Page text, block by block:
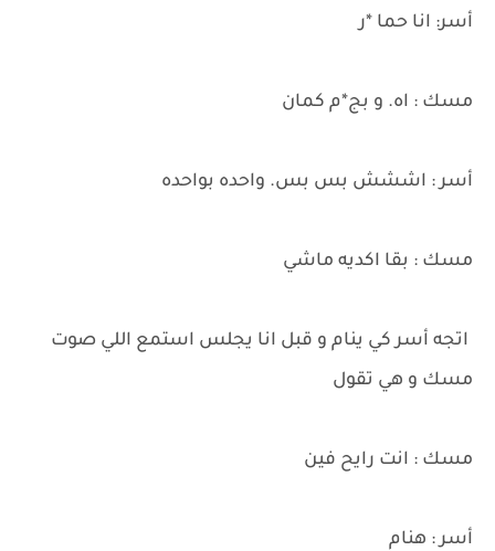
أسر: انا حما *ر
مسك : اه. و بج*م كمان
أسر : اششش بس بس. واحده بواحده
مسك : بقا اكديه ماشي
اتجه أسر كي ينام و قبل انا يجلس استمع اللي صوت
مسك و هي تقول
مسك : انت رايح فين
أسر : هنام